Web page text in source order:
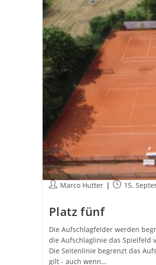
Beitrags-
Marco Hutter
Beitrag
15.
Platz fünf
Die Aufschlagfelder werden
die Aufschlaglinie das Spielfeld
Die Seitenlinie begrenzt das
gilt - auch wenn…